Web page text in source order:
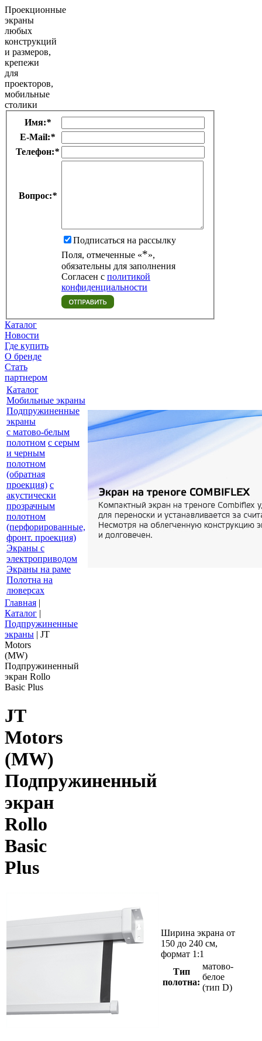
Проекционные
экраны
любых
конструкций
и размеров,
крепежи
для
проекторов,
мобильные
столики
Имя:*
E-Mail:*
Телефон:*
Вопрос:*
Подписаться на рассылку
Поля, отмеченные «*»,
обязательны для заполнения
Согласен с политикой
конфиденциальности
Каталог
Новости
Где купить
О бренде
Стать
партнером
Каталог
Мобильные экраны
Подпружиненные
экраны
с матово-белым
полотном с серым
и черным
полотном
(обратная
проекция) с
акустически
прозрачным
полотном
(перфорированные,
фронт. проекция)
Экраны с
электроприводом
Экраны на раме
Полотна на
люверсах
Главная |
Каталог |
Подпружиненные
экраны | JT
Motors
(MW)
Подпружиненный
экран Rollo
Basic Plus
JT
Motors
(MW)
Подпружиненный
экран
Rollo
Basic
Plus
Ширина экрана от
150 до 240 см,
формат 1:1
Тип
полотна:
матово-
белое
(тип D)